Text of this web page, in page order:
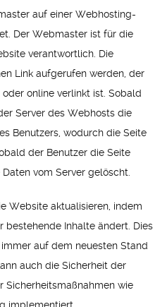
auf einer Webhosting-
Der Webmaster ist für die
verantwortlich. Die
Link aufgerufen werden, der
online verlinkt ist. Sobald
Server des Webhosts die
Benutzers, wodurch die Seite
der Benutzer die Seite
vom Server gelöscht.
Website aktualisieren, indem
bestehende Inhalte ändert. Dies
auf dem neuesten Stand
auch die Sicherheit der
Sicherheitsmaßnahmen wie